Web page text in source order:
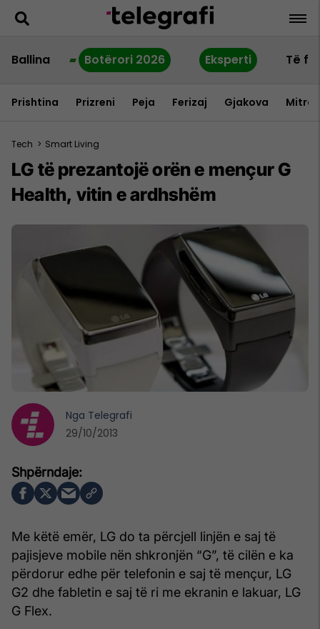
Ballina Botërori 2026 Eksperti Të
Prishtina Prizreni Peja Ferizaj Gjakova
Tech > Smart Living
LG të prezantojë orën e mençur G
Health, vitin e ardhshëm
Me këtë emër, LG do ta përcjell linjën e saj të
pajisjeve mobile nën shkronjën “G”, të cilën e ka
përdorur edhe për telefonin e saj të mençur, LG
G2 dhe fabletin e saj të ri me ekranin e lakuar, LG
G Flex.
Nga Telegrafi
29/10/2013